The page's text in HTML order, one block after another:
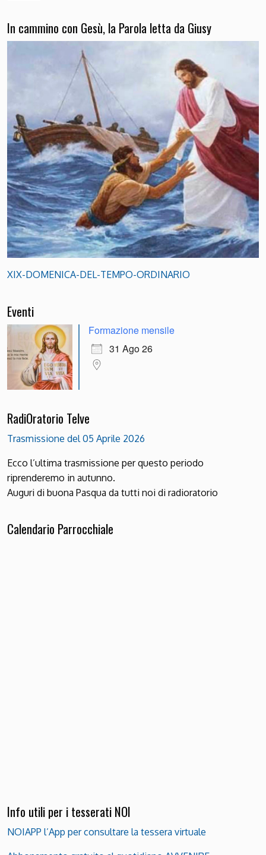
In cammino con Gesù, la Parola letta da Giusy
XIX-DOMENICA-DEL-TEMPO-ORDINARIO
Eventi
Formazione mensile
31 Ago 26
RadiOratorio Telve
Trasmissione del 05 Aprile 2026
Ecco l’ultima trasmissione per questo periodo
riprenderemo in autunno.
Auguri di buona Pasqua da tutti noi di radioratorio
Calendario Parrocchiale
Info utili per i tesserati NOI
NOIAPP l’App per consultare la tessera virtuale